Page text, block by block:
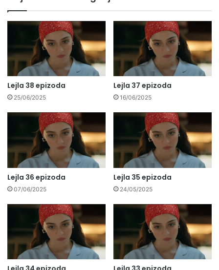
Lejla 38 epizoda
25/06/2025
Lejla 37 epizoda
16/06/2025
Lejla 36 epizoda
07/06/2025
Lejla 35 epizoda
24/05/2025